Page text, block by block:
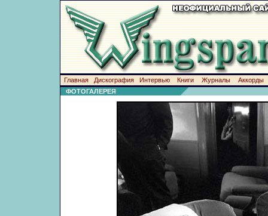
Главная Дискография Интервью Книги Журналы
Аккорды
ФОТОГАЛЕРЕЯ